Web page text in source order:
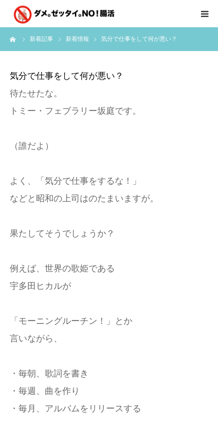
新着記事 新着情報 気分で仕事をして何が悪い？
気分で仕事をして何が悪い？
待たせたな。
トミー・フェブラリー坂庭です。
（誰だよ）
よく、「気分で仕事をするな！」
などと昭和の上司はのたまいますが。
果たしてそうでしょうか？
例えば、世界の歌姫である
宇多田ヒカルが
「モーニングルーチン！」とか
言いながら、
・毎朝、歌詞を書き
・毎週、曲を作り
・毎月、アルバムをリリースする
はじめに
個別コンサルのご感想
有料会員限定特別メニュー
講師実績